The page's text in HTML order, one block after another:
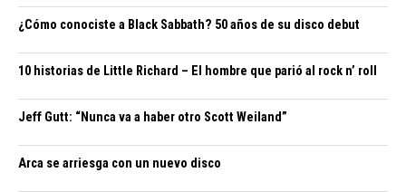
¿Cómo conociste a Black Sabbath? 50 años de su disco debut
10 historias de Little Richard – El hombre que parió al rock n’ roll
Jeff Gutt: “Nunca va a haber otro Scott Weiland”
Arca se arriesga con un nuevo disco